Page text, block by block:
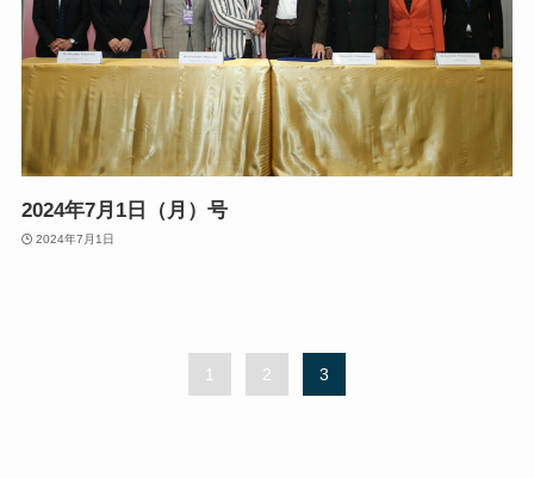
2024年7月1日（月）号
2024年7月1日
1 2 3